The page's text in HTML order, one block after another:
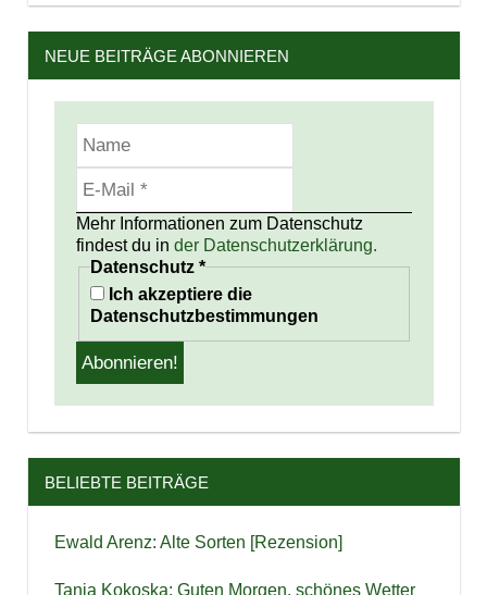
NEUE BEITRÄGE ABONNIEREN
Mehr Informationen zum Datenschutz
findest du in der Datenschutzerklärung.
Datenschutz *
Ich akzeptiere die
Datenschutzbestimmungen
BELIEBTE BEITRÄGE
Ewald Arenz: Alte Sorten [Rezension]
Tanja Kokoska: Guten Morgen, schönes Wetter